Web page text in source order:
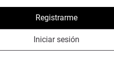
Registrarme
Iniciar sesión